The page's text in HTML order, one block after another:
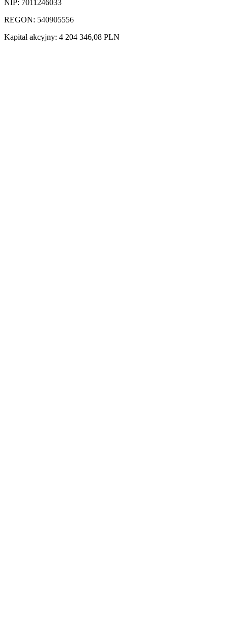
NIP: 7011246033
REGON: 540905556
Kapitał akcyjny: 4 204 346,08 PLN